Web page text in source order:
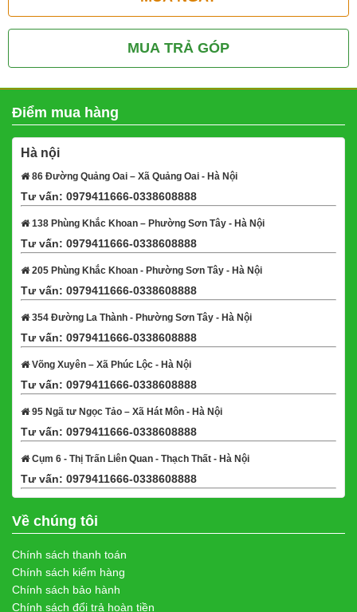
MUA TRẢ GÓP
Điểm mua hàng
Hà nội
86 Đường Quảng Oai – Xã Quảng Oai - Hà Nội
Tư vấn: 0979411666-0338608888
138 Phùng Khắc Khoan – Phường Sơn Tây - Hà Nội
Tư vấn: 0979411666-0338608888
205 Phùng Khắc Khoan - Phường Sơn Tây - Hà Nội
Tư vấn: 0979411666-0338608888
354 Đường La Thành - Phường Sơn Tây - Hà Nội
Tư vấn: 0979411666-0338608888
Võng Xuyên – Xã Phúc Lộc - Hà Nội
Tư vấn: 0979411666-0338608888
95 Ngã tư Ngọc Tảo – Xã Hát Môn - Hà Nội
Tư vấn: 0979411666-0338608888
Cụm 6 - Thị Trấn Liên Quan - Thạch Thất - Hà Nội
Tư vấn: 0979411666-0338608888
Về chúng tôi
Chính sách thanh toán
Chính sách kiểm hàng
Chính sách bảo hành
Chính sách đổi trả hoàn tiền